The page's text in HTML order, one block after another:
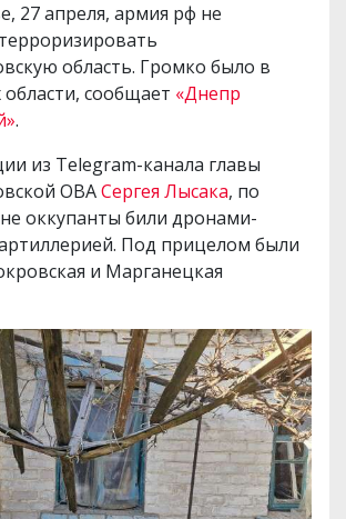
27 апреля, армия рф не
область. Громко было в
сообщает «Днепр
.
из Telegram-канала главы
ОВАСергея Лысака, по
оккупанты били дронами-
Под прицелом были
и Марганецкая